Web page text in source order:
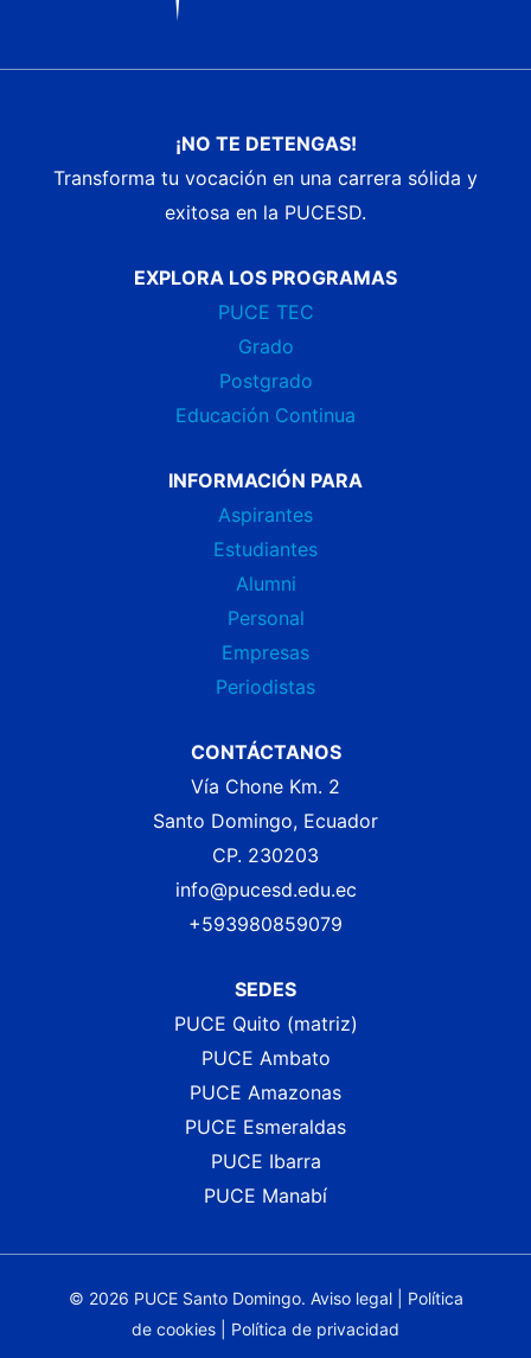
¡NO TE DETENGAS!
Transforma tu vocación en una carrera sólida y
exitosa en la PUCESD.
EXPLORA LOS PROGRAMAS
PUCE TEC
Grado
Postgrado
Educación Continua
INFORMACIÓN PARA
Aspirantes
Estudiantes
Alumni
Personal
Empresas
Periodistas
CONTÁCTANOS
Vía Chone Km. 2
Santo Domingo, Ecuador
CP. 230203
info@pucesd.edu.ec
+593980859079
SEDES
PUCE Quito (matriz)
PUCE Ambato
PUCE Amazonas
PUCE Esmeraldas
PUCE Ibarra
PUCE Manabí
© 2026 PUCE Santo Domingo. Aviso legal| Política
de cookies
Política de privacidad